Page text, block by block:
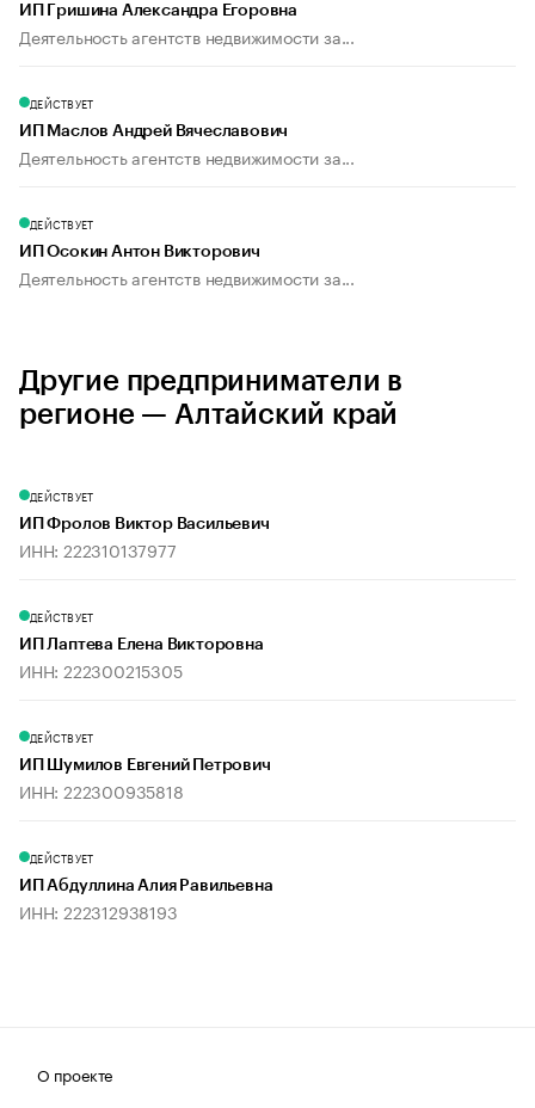
ИП Гришина Александра Егоровна
Деятельность агентств недвижимости за...
ДЕЙСТВУЕТ
ИП Маслов Андрей Вячеславович
Деятельность агентств недвижимости за...
ДЕЙСТВУЕТ
ИП Осокин Антон Викторович
Деятельность агентств недвижимости за...
Другие предприниматели в
регионе — Алтайский край
ДЕЙСТВУЕТ
ИП Фролов Виктор Васильевич
ИНН: 222310137977
ДЕЙСТВУЕТ
ИП Лаптева Елена Викторовна
ИНН: 222300215305
ДЕЙСТВУЕТ
ИП Шумилов Евгений Петрович
ИНН: 222300935818
ДЕЙСТВУЕТ
ИП Абдуллина Алия Равильевна
ИНН: 222312938193
О проекте